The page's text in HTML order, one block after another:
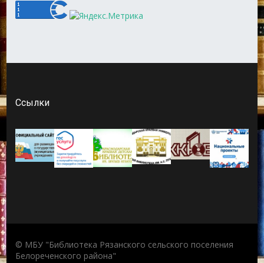
Ссылки
© МБУ "Библиотека Рязанского сельского поселения
Белореченского района"